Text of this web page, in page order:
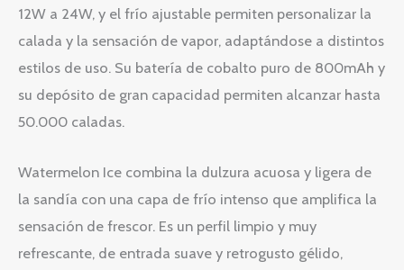
12W a 24W, y el frío ajustable permiten personalizar la
calada y la sensación de vapor, adaptándose a distintos
estilos de uso. Su batería de cobalto puro de 800mAh y
su depósito de gran capacidad permiten alcanzar hasta
50.000 caladas.
Watermelon Ice combina la dulzura acuosa y ligera de
la sandía con una capa de frío intenso que amplifica la
sensación de frescor. Es un perfil limpio y muy
refrescante, de entrada suave y retrogusto gélido,